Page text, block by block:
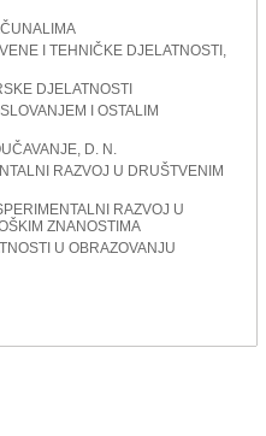
I TEHNIČKE DJELATNOSTI,
DJELATNOSTI
I OSTALIM
D. N.
RAZVOJ U DRUŠTVENIM
RAZVOJ U
ZNANOSTIMA
U OBRAZOVANJU